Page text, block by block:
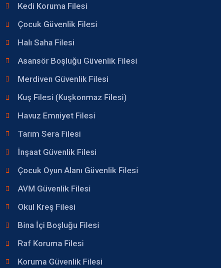
Kedi Koruma Filesi
Çocuk Güvenlik Filesi
Halı Saha Filesi
Asansör Boşluğu Güvenlik Filesi
Merdiven Güvenlik Filesi
Kuş Filesi (Kuşkonmaz Filesi)
Havuz Emniyet Filesi
Tarım Sera Filesi
İnşaat Güvenlik Filesi
Çocuk Oyun Alanı Güvenlik Filesi
AVM Güvenlik Filesi
Okul Kreş Filesi
Bina İçi Boşluğu Filesi
Raf Koruma Filesi
Koruma Güvenlik Filesi